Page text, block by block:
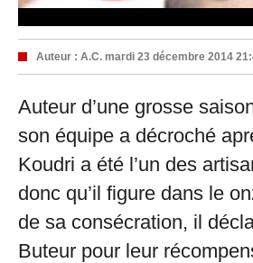
Auteur : A.C. mardi 23 décembre 2014
Auteur d’une grosse
son équipe a décroché
Koudri a été l’un des
donc qu’il figure dans le
de sa consécration, il
Buteur pour leur